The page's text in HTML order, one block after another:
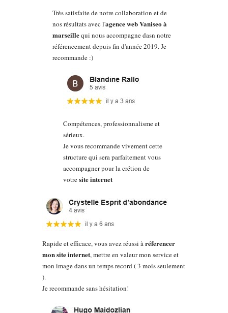
Très satisfaite de notre collaboration et de
nos résultats avec l'agence web Vaniseo à
marseillequi nous accompagne dasn notre
référencement depuis fin d'année 2019. Je
recommande :)
Compétences, professionnalisme et
sérieux.
Je vous recommande vivement cette
structure qui sera parfaitement vous
accompagner pour la crétion de
votresite internet
Rapide et efficace, vous avez réussi à réferencer
mon site internet, mettre en valeur mon service et
mon image dans un temps record ( 3 mois seulement
).
Je recommande sans hésitation!